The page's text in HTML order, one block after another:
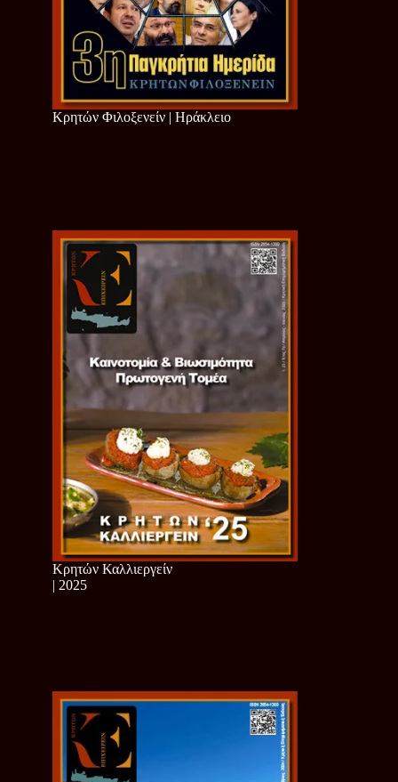
Κρητών Φιλοξενείν | Ηράκλειο
Κρητών Καλλιεργείν
| 2025